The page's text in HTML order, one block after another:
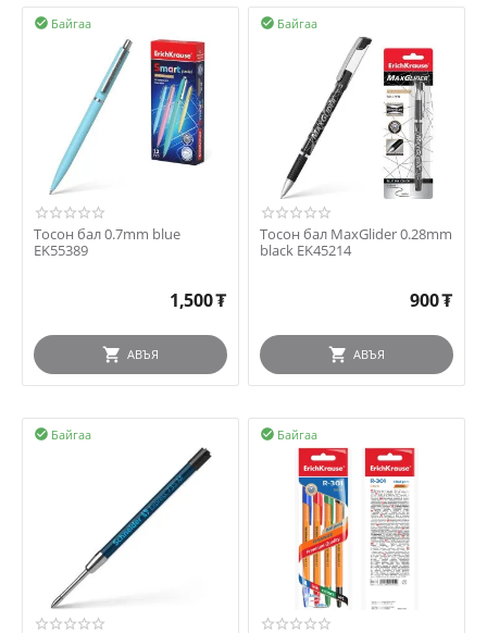
Байгаа

Тосон бал 0.7mm blue
EK55389
1,500₮
АВЪЯ
Байгаа

Тосон бал MaxGlider 0.28mm
black EK45214
900₮
АВЪЯ
Байгаа
 Байгаа
